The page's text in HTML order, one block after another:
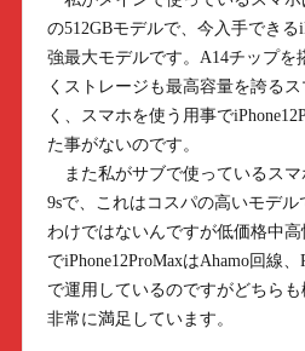
の512GBモデルで、今入手できる
強最大モデルです。A14チップを
くストレージも最高容量を誇る
く、スマホを使う用事で
た事がないのです。
また私がサブで使っているスマ
9sで、これはコスパの高いモデ
わけではないんですが低価格中
でiPhone12ProMaxはAhamo回線
で運用しているのですがどちら
非常に満足しています。